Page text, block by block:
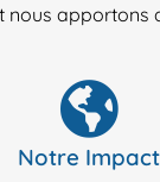
nous apportons
Notre Impact